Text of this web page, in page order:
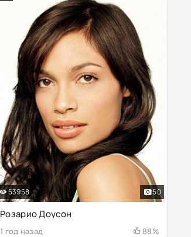
Розарио Доусон
1 год назад 88%
53958 50